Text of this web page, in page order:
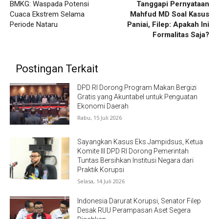
BMKG: Waspada Potensi
Cuaca Ekstrem Selama
Periode Nataru
Tanggapi Pernyataan
Mahfud MD Soal Kasus
Paniai, Filep: Apakah Ini
Formalitas Saja?
Postingan Terkait
DPD RI Dorong Program Makan Bergizi
Gratis yang Akuntabel untuk Penguatan
Ekonomi Daerah
Rabu, 15 Juli 2026
Sayangkan Kasus Eks Jampidsus, Ketua
Komite III DPD RI Dorong Pemerintah
Tuntas Bersihkan Institusi Negara dari
Praktik Korupsi
Selasa, 14 Juli 2026
Indonesia Darurat Korupsi, Senator Filep
Desak RUU Perampasan Aset Segera